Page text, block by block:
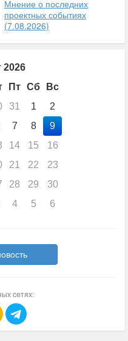
Мнение о последних
проектных событиях
(7.08.2026)
2026
Пт Сб
Вс
31 1
2
7 8
9
14 15
16
21 22
23
28 29
30
4 5 6
сетях: